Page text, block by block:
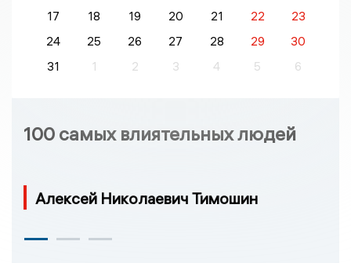
17
18 19 20 21 22
23
24
25 26 27 28 29
30
31
1 2 3 4 5 6
100 самых влиятельных людей
Алексей Николаевич Тимошин